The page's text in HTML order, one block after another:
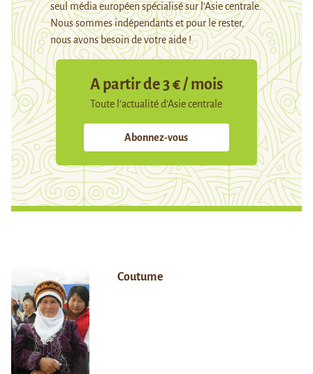
seul média européen spécialisé sur l’Asie centrale.
Nous sommes indépendants et pour le rester,
nous avons besoin de votre aide !
A partir de 3 € / mois
Toute l’actualité d’Asie centrale
Abonnez-vous
Coutume